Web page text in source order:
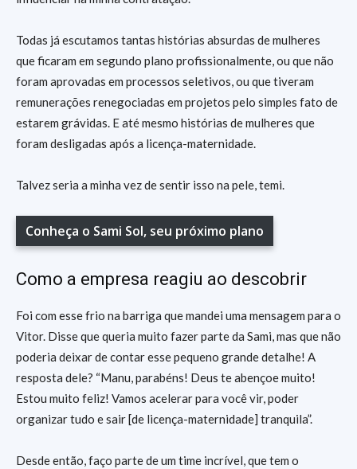
Todas já escutamos tantas histórias absurdas de mulheres
que ficaram em segundo plano profissionalmente, ou que não
foram aprovadas em processos seletivos, ou que tiveram
remunerações renegociadas em projetos pelo simples fato de
estarem grávidas. E até mesmo histórias de mulheres que
foram desligadas após a licença-maternidade.
Talvez seria a minha vez de sentir isso na pele, temi.
Conheça o Sami Sol, seu próximo plano
Como a empresa reagiu ao descobrir
Foi com esse frio na barriga que mandei uma mensagem para o
Vitor. Disse que queria muito fazer parte da Sami, mas que não
poderia deixar de contar esse pequeno grande detalhe! A
resposta dele? “Manu, parabéns! Deus te abençoe muito!
Estou muito feliz! Vamos acelerar para você vir, poder
organizar tudo e sair [de licença-maternidade] tranquila”.
Desde então, faço parte de um time incrível, que tem o